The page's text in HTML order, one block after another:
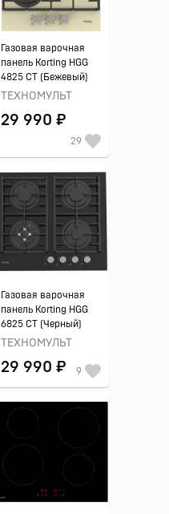
Газовая варочная
панель Korting HGG
4825 CT (Бежевый)
ТЕХНОМУЛЬТ
29 990 ₽
29
Газовая варочная
панель Korting HGG
6825 CT (Черный)
ТЕХНОМУЛЬТ
29 990 ₽ 9